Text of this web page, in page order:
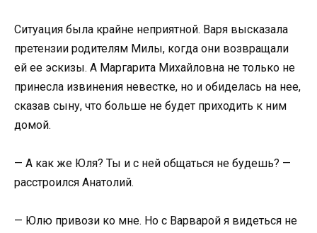
Ситуация была крайне неприятной. Варя высказала
претензии родителям Милы, когда они возвращали
ей ее эскизы. А Маргарита Михайловна не только не
принесла извинения невестке, но и обиделась на нее,
сказав сыну, что больше не будет приходить к ним
домой.
— А как же Юля? Ты и с ней общаться не будешь? —
расстроился Анатолий.
— Юлю привози ко мне. Но с Варварой я видеться не